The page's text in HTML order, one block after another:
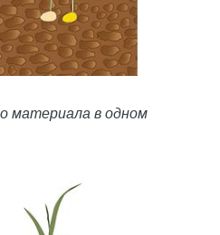
материала в одном